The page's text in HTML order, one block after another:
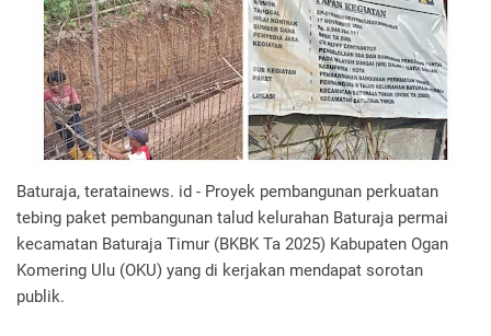
Baturaja, teratainews. id - Proyek pembangunan perkuatan
tebing paket pembangunan talud kelurahan Baturaja permai
kecamatan Baturaja Timur (BKBK Ta 2025) Kabupaten Ogan
Komering Ulu (OKU) yang di kerjakan mendapat sorotan
publik.